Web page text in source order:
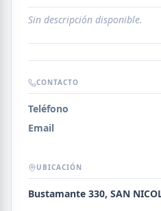
Sin descripción disponible.
CONTACTO
Teléfono
Email
UBICACIÓN
Bustamante 330, SAN